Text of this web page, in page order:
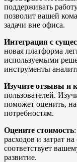
поддерживать
позволит вашей
задачи вне офиса.
Интеграция с
новая платформа
используемыми
инструменты
Изучите отзывы и
пользователей.
поможет оценить,
потребностям.
Оцените стоимость
расходов и затрат
соответствует
развитие.